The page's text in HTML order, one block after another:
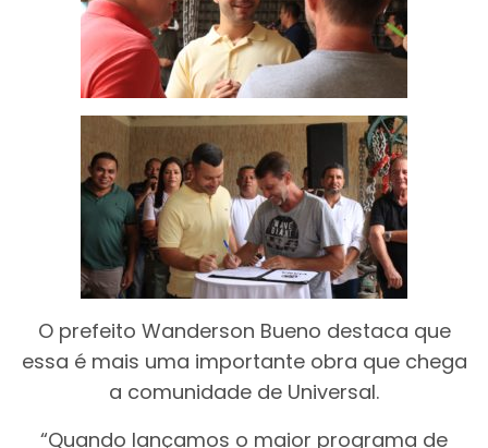
O prefeito Wanderson Bueno destaca que
essa é mais uma importante obra que chega
a comunidade de Universal.
“Quando lançamos o maior programa de